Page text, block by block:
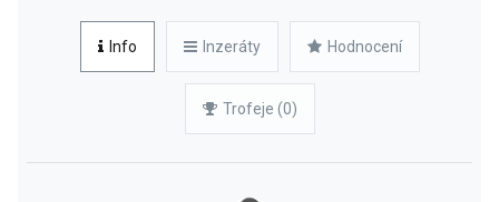
Info Inzeráty Hodnocení
Trofeje (0)